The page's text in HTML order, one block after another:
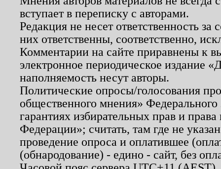
вступает в переписку с авторами.
Редакция не несет ответственность
них ответственны, соответственно,
Комментарии на сайте приравнены к
электронное периодическое издание
наполняемость несут авторы.
Политические опросы/голосования
общественного мнения»
гарантиях избирательных прав и
Федерации»; считать, там где не
проведение опроса и оплатившее
(обнародование) - едино - сайт, без